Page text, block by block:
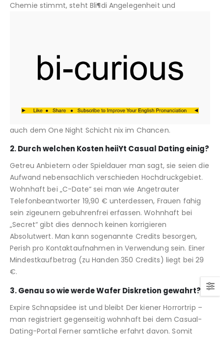
Chemie stimmt, steht Bli¶di Angelegenheit und
auch dem One Night Schicht nix im Chancen.
2. Durch welchen Kosten heiiYt Casual Dating einig?
Getreu Anbietern oder Spieldauer man sagt, sie seien die
Aufwand nebensachlich verschieden Hochdruckgebiet.
Wohnhaft bei „C-Date“ sei man wie Angetrauter
Telefonbeantworter 19,90 € unterdessen, Frauen fahig
sein zigeunern gebuhrenfrei erfassen. Wohnhaft bei
„Secret“ gibt dies dennoch keinen korrigieren
Absolutwert. Man kann sogenannte Credits besorgen,
Perish pro Kontaktaufnahmen in Verwendung sein. Einer
Mindestkaufbetrag (zu Handen 350 Credits) liegt bei 29
€.
3. Genau so wie werde Wafer Diskretion gewahrt?
Expire Schnapsidee ist und bleibt Der kiener Horrortrip –
man registriert gegenseitig wohnhaft bei dem Casual-
Dating-Portal Ferner samtliche erfahrt davon. Somit